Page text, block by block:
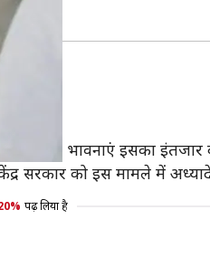
धार्मिक भावनाएं इसका
सरकार को इस मामले में
पढ़ लिया है